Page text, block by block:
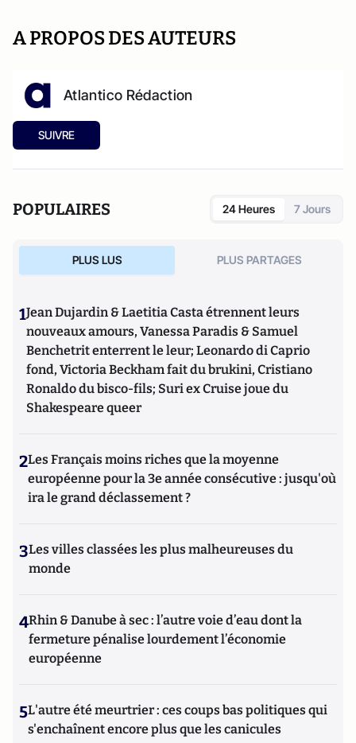
A PROPOS DES AUTEURS
Atlantico Rédaction
SUIVRE
POPULAIRES 24 Heures 7 Jours
PLUS LUS PLUS PARTAGES
1Jean Dujardin & Laetitia Casta étrennent leurs
nouveaux amours, Vanessa Paradis & Samuel
Benchetrit enterrent le leur; Leonardo di Caprio
fond, Victoria Beckham fait du brukini, Cristiano
Ronaldo du bisco-fils; Suri ex Cruise joue du
Shakespeare queer
2Les Français moins riches que la moyenne
européenne pour la 3e année consécutive : jusqu'où
ira le grand déclassement ?
3Les villes classées les plus malheureuses du
monde
4Rhin & Danube à sec : l’autre voie d’eau dont la
fermeture pénalise lourdement l’économie
européenne
5L'autre été meurtrier : ces coups bas politiques qui
s'enchaînent encore plus que les canicules